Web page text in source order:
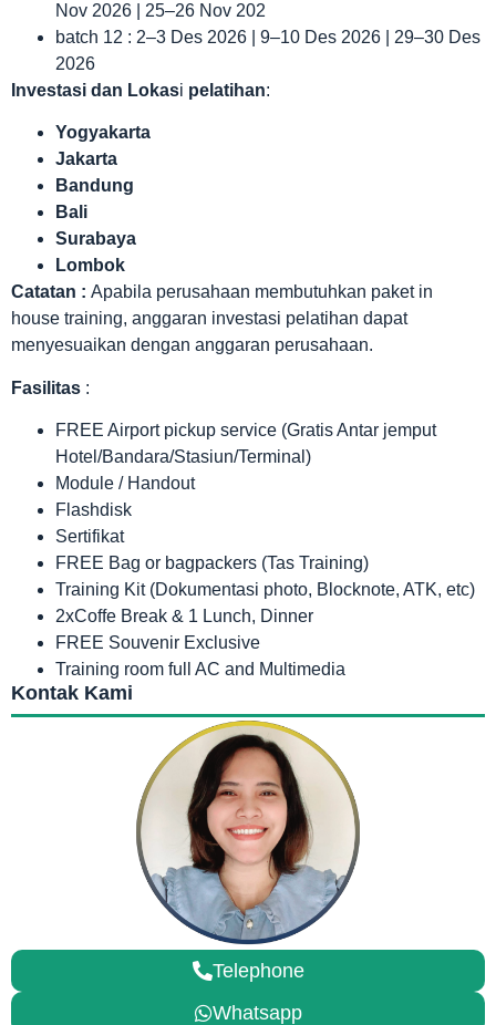
Nov 2026 | 25–26 Nov 202
batch 12 : 2–3 Des 2026 | 9–10 Des 2026 | 29–30 Des
2026
Investasi dan Lokasi pelatihan:
Yogyakarta
Jakarta
Bandung
Bali
Surabaya
Lombok
Catatan : Apabila perusahaan membutuhkan paket in
house training, anggaran investasi pelatihan dapat
menyesuaikan dengan anggaran perusahaan.
Fasilitas :
FREE Airport pickup service (Gratis Antar jemput
Hotel/Bandara/Stasiun/Terminal)
Module / Handout
Flashdisk
Sertifikat
FREE Bag or bagpackers (Tas Training)
Training Kit (Dokumentasi photo, Blocknote, ATK, etc)
2xCoffe Break & 1 Lunch, Dinner
FREE Souvenir Exclusive
Training room full AC and Multimedia
Kontak Kami
Telephone
Whatsapp